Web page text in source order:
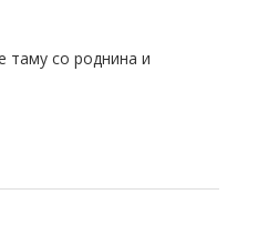
таму со роднина и